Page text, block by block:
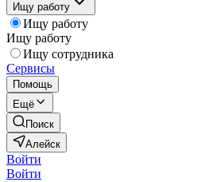
Ищу работу
Ищу работу
Ищу работу
Ищу сотрудника
Сервисы
Помощь
Ещё
Поиск
Алейск
Войти
Войти